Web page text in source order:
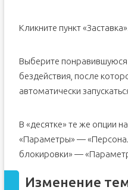
Кликните пункт
Выберите понравившуюся
бездействия, после
автоматически
В «десятке» те же опции
«Параметры» —
блокировки» —
Изменение